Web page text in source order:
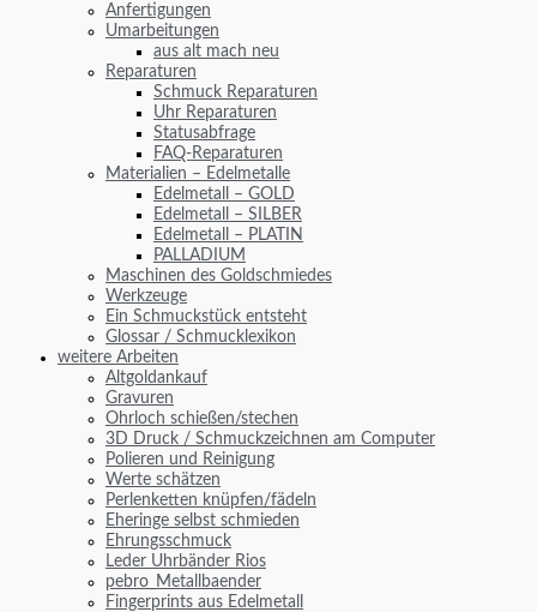
Anfertigungen
Umarbeitungen
aus alt mach neu
Reparaturen
Schmuck Reparaturen
Uhr Reparaturen
Statusabfrage
FAQ-Reparaturen
Materialien – Edelmetalle
Edelmetall – GOLD
Edelmetall – SILBER
Edelmetall – PLATIN
PALLADIUM
Maschinen des Goldschmiedes
Werkzeuge
Ein Schmuckstück entsteht
Glossar / Schmucklexikon
weitere Arbeiten
Altgoldankauf
Gravuren
Ohrloch schießen/stechen
3D Druck / Schmuckzeichnen am Computer
Polieren und Reinigung
Werte schätzen
Perlenketten knüpfen/fädeln
Eheringe selbst schmieden
Ehrungsschmuck
Leder Uhrbänder Rios
pebro_Metallbaender
Fingerprints aus Edelmetall